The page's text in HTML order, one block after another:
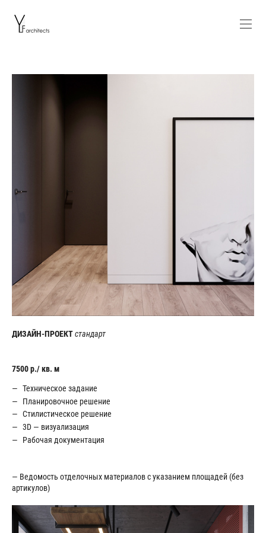
ДИЗАЙН-ПРОЕКТстандарт
7500 p./ кв. м
Техническое задание
Планировочное решение
Стилистическое решение
3D — визуализация
Рабочая документация
— Ведомость отделочных материалов с указанием площадей (без
артикулов)